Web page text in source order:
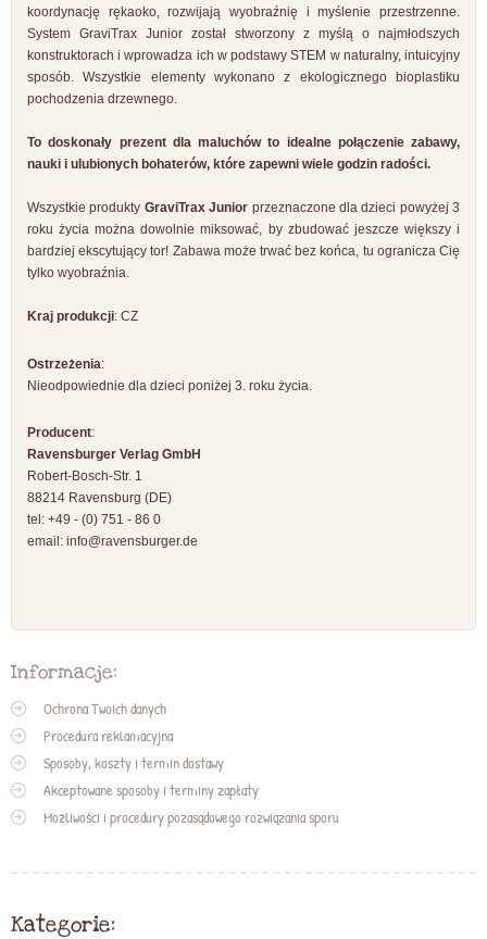
koordynację rękaoko, rozwijają wyobraźnię i myślenie przestrzenne.
System GraviTrax Junior został stworzony z myślą o najmłodszych
konstruktorach i wprowadza ich w podstawy STEM w naturalny, intuicyjny
sposób. Wszystkie elementy wykonano z ekologicznego bioplastiku
pochodzenia drzewnego.
To doskonały prezent dla maluchów to idealne połączenie zabawy,
nauki i ulubionych bohaterów, które zapewni wiele godzin radości.
Wszystkie produkty GraviTrax Junior przeznaczone dla dzieci powyżej 3
roku życia można dowolnie miksować, by zbudować jeszcze większy i
bardziej ekscytujący tor! Zabawa może trwać bez końca, tu ogranicza Cię
tylko wyobraźnia.
Kraj produkcji: CZ
Ostrzeżenia:
Nieodpowiednie dla dzieci poniżej 3. roku życia.
Producent:
Ravensburger Verlag GmbH
Robert-Bosch-Str. 1
88214 Ravensburg (DE)
tel: +49 - (0) 751 - 86 0
email: info@ravensburger.de
Informacje:
Ochrona Twoich danych
Procedura reklamacyjna
Sposoby, koszty i termin dostawy
Akceptowane sposoby i terminy zapłaty
Możliwości i procedury pozasądowego rozwiązania sporu
Kategorie: